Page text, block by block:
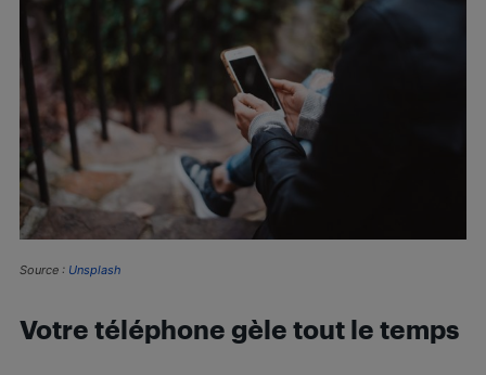
Source : Unsplash
Votre téléphone gèle tout le temps